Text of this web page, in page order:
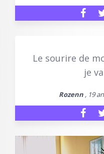
Le sourire de
je
Rozenn , 19